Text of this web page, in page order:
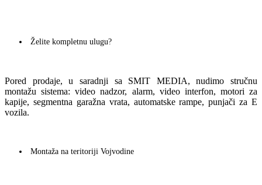
Želite kompletnu ulugu?
Pored prodaje, u saradnji sa SMIT MEDIA, nudimo stručnu
montažu sistema: video nadzor, alarm, video interfon, motori za
kapije, segmentna garažna vrata, automatske rampe, punjači za E
vozila.
Montaža na teritoriji Vojvodine